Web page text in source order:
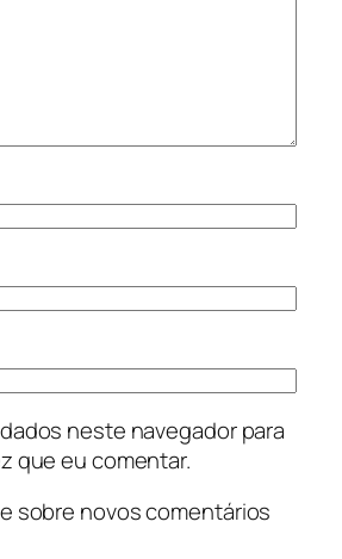
neste navegador para
que eu comentar.
sobre novos comentários